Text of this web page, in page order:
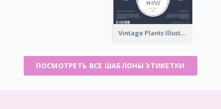
Vintage Plants Illustration Wine Label
ПОСМОТРЕТЬ ВСЕ ШАБЛОНЫ ЭТИКЕТКИ